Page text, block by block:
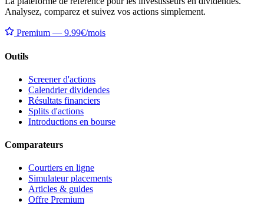
Analysez, comparez et suivez vos actions simplement.
Premium — 9.99€/mois
Outils
Screener d'actions
Calendrier dividendes
Résultats financiers
Splits d'actions
Introductions en bourse
Comparateurs
Courtiers en ligne
Simulateur placements
Articles & guides
Offre Premium